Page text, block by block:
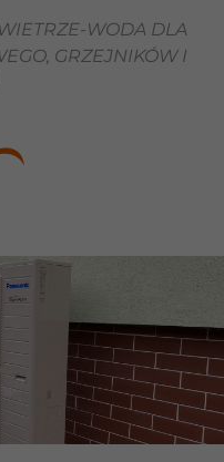
WODA DLA
GRZEJNIKÓW I